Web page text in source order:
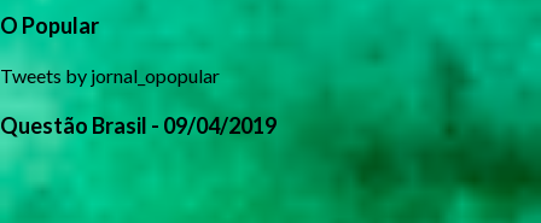
O Popular
Tweets by jornal_opopular
Questão Brasil - 09/04/2019